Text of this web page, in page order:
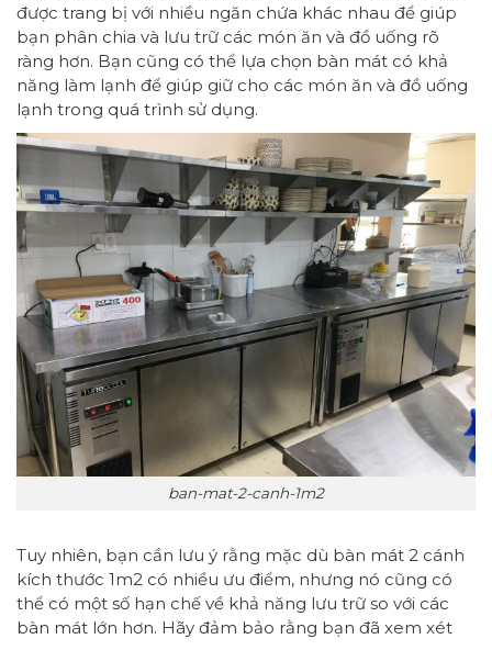
được trang bị với nhiều ngăn chứa khác nhau để giúp
bạn phân chia và lưu trữ các món ăn và đồ uống rõ
ràng hơn. Bạn cũng có thể lựa chọn bàn mát có khả
năng làm lạnh để giúp giữ cho các món ăn và đồ uống
lạnh trong quá trình sử dụng.
ban-mat-2-canh-1m2
Tuy nhiên, bạn cần lưu ý rằng mặc dù bàn mát 2 cánh
kích thước 1m2 có nhiều ưu điểm, nhưng nó cũng có
thể có một số hạn chế về khả năng lưu trữ so với các
bàn mát lớn hơn. Hãy đảm bảo rằng bạn đã xem xét